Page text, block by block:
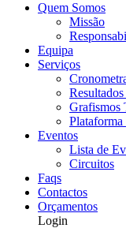
Quem Somos
Missão
Equipa
Serviços
Grafismos
Eventos
Lista de
Circuitos
Faqs
Contactos
Orçamentos
Login